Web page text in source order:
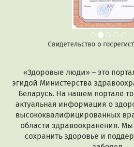
Свидетельство о
«Здоровые люди» – это
эгидой Министерства
Беларусь. На нашем портале
актуальная информация о
высококвалифицированных
области здравоохранения.
сохранить здоровье и